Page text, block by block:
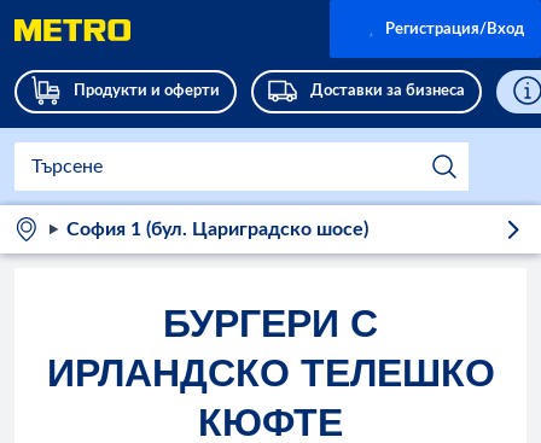
Продукти и оферти Доставки за бизнеса
Регистрация/Вход
София 1 (бул. Цариградско шосе)
БУРГЕРИ С
ИРЛАНДСКО ТЕЛЕШКО
КЮФТЕ